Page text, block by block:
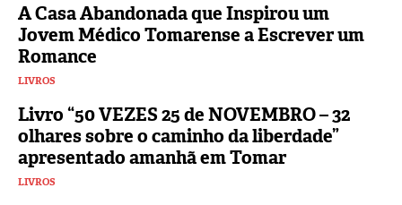
A Casa Abandonada que Inspirou um
Jovem Médico Tomarense a Escrever um
Romance
LIVROS
Livro “50 VEZES 25 de NOVEMBRO – 32
olhares sobre o caminho da liberdade”
apresentado amanhã em Tomar
LIVROS